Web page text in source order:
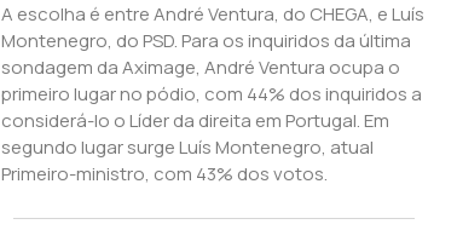
A escolha é entre André Ventura, do CHEGA, e Luís
Montenegro, do PSD. Para os inquiridos da última
sondagem da Aximage, André Ventura ocupa o
primeiro lugar no pódio, com 44% dos inquiridos a
considerá-lo o Líder da direita em Portugal. Em
segundo lugar surge Luís Montenegro, atual
Primeiro-ministro, com 43% dos votos.